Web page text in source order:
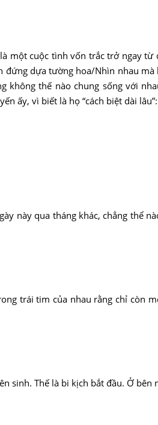
một cuộc tình vốn trắc trở ngay từ
đứng dựa tường hoa/Nhìn nhau
không thế nào chung sống với
ấy, vì biết là họ “cách biệt dài lâu”:
này qua tháng khác, chẳng thể
trái tim của nhau rằng chỉ còn
sinh. Thế là bi kịch bắt đầu. Ở bên